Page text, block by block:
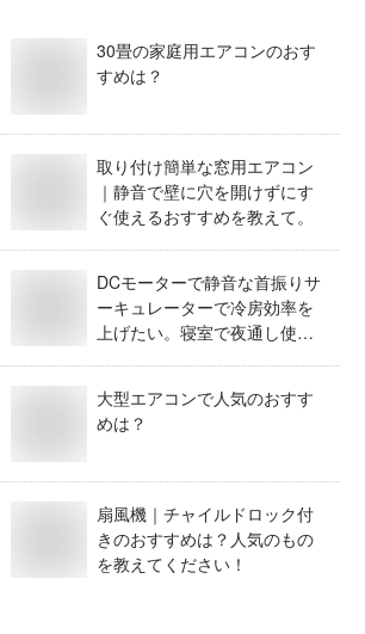
30畳の家庭用エアコンのおす
すめは？
取り付け簡単な窓用エアコン
｜静音で壁に穴を開けずにす
ぐ使えるおすすめを教えて。
DCモーターで静音な首振りサ
ーキュレーターで冷房効率を
上げたい。寝室で夜通し使え
大型エアコンで人気のおすす
めは？
扇風機｜チャイルドロック付
きのおすすめは？人気のもの
を教えてください！